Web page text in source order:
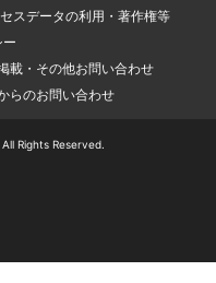
スデータの利用・著作権等
載・その他お問い合わせ
らのお問い合わせ
Rights Reserved.